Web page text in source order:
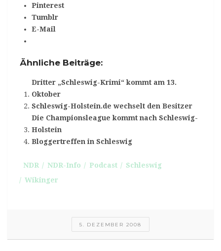
Pinterest
Tumblr
E-Mail
Ähnliche Beiträge:
Dritter „Schleswig-Krimi“ kommt am 13.
Oktober
Schleswig-Holstein.de wechselt den Besitzer
Die Championsleague kommt nach Schleswig-
Holstein
Bloggertreffen in Schleswig
NDR NDR-Info Podcast
Schleswig
Wikinger
5. DEZEMBER 2008